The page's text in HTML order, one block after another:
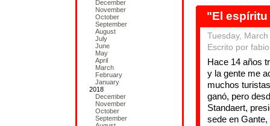
December
November
October
September
August
July
June
May
April
March
February
January
2018
December
November
October
September
"El
Tuesday,
Escrito por
Hace 14 años
y la gente me
muchos
ganó, pero
Standaert,
sede en